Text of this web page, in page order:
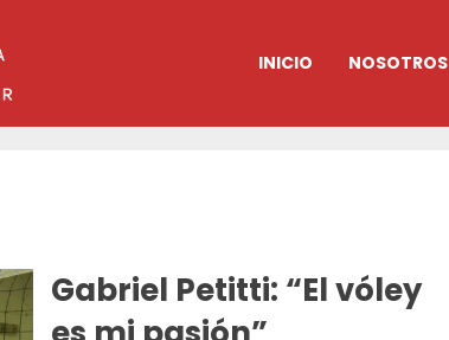
INICIO NOSOTROS
Gabriel Petitti: “El vóley